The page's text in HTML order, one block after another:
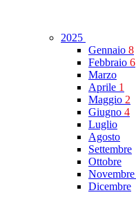
2025
Gennaio 8
Febbraio 6
Marzo
Aprile 1
Maggio 2
Giugno 4
Luglio
Agosto
Settembre
Ottobre
Novembre
Dicembre